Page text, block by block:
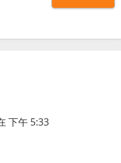
下午 5:33